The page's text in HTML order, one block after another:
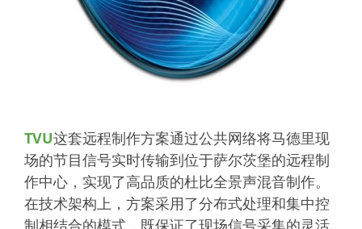
TVU这套远程制作方案通过公共网络将马德里现
场的节目信号实时传输到位于萨尔茨堡的远程制
作中心，实现了高品质的杜比全景声混音制作。
在技术架构上，方案采用了分布式处理和集中控